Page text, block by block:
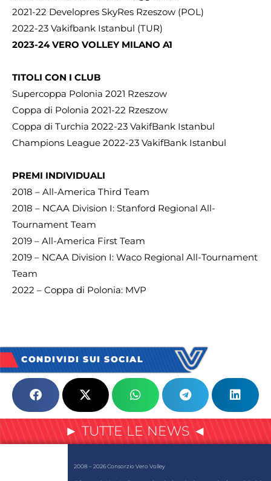
2021-22 Developres SkyRes Rzeszow (POL)
2022-23 Vakifbank Istanbul (TUR)
2023-24 VERO VOLLEY MILANO A1
TITOLI CON I CLUB
Supercoppa Polonia 2021 Rzeszow
Coppa di Polonia 2021-22 Rzeszow
Coppa di Turchia 2022-23 VakifBank Istanbul
Champions League 2022-23 VakifBank Istanbul
PREMI INDIVIDUALI
2018 – All-America Third Team
2018 – NCAA Division I: Stanford Regional All-
Tournament Team
2019 – All-America First Team
2019 – NCAA Division I: Waco Regional All-Tournament
Team
2022 – Coppa di Polonia: MVP
CONDIVIDI SUI SOCIAL
► TUTTE LE NEWS ◄
2008 – 2026 Consorzio Vero Volley